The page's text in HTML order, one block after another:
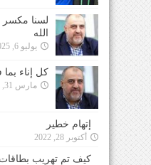
لسنا مكسر
الله
يوليو 6, 2025
كل إناء بما
مارس 31, 2025
إتهام خطير
أكتوبر 28, 2022
كيف تم تهريب بطاقات